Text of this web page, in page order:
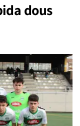
dous